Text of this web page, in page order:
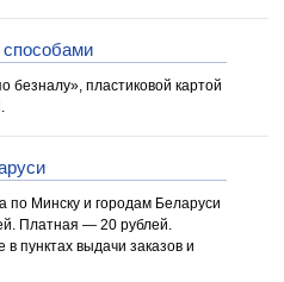
безналу», пластиковой картой
по Минску и городам Беларуси
Платная — 20 рублей.
пунктах выдачи заказов и